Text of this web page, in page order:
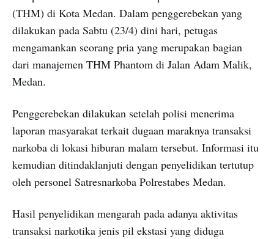
(THM) di Kota Medan. Dalam penggerebekan yang
dilakukan pada Sabtu (23/4) dini hari, petugas
mengamankan seorang pria yang merupakan bagian
dari manajemen THM Phantom di Jalan Adam Malik,
Medan.
Penggerebekan dilakukan setelah polisi menerima
laporan masyarakat terkait dugaan maraknya transaksi
narkoba di lokasi hiburan malam tersebut. Informasi itu
kemudian ditindaklanjuti dengan penyelidikan tertutup
oleh personel Satresnarkoba Polrestabes Medan.
Hasil penyelidikan mengarah pada adanya aktivitas
transaksi narkotika jenis pil ekstasi yang diduga